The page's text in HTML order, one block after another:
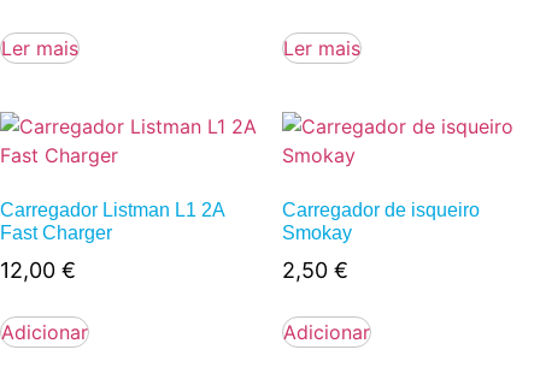
Ler mais Ler mais
Carregador Listman L1 2A
Fast Charger
12,00 €
Adicionar
Carregador de isqueiro
Smokay
2,50 €
Adicionar